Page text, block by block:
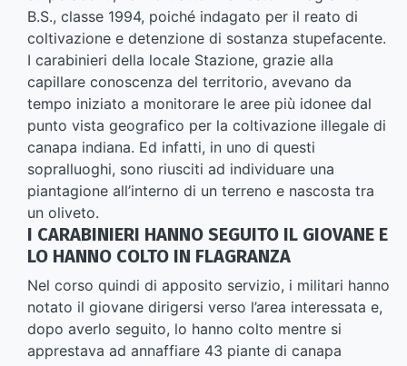
B.S., classe 1994, poiché indagato per il reato di
coltivazione e detenzione di sostanza stupefacente.
I carabinieri della locale Stazione, grazie alla
capillare conoscenza del territorio, avevano da
tempo iniziato a monitorare le aree più idonee dal
punto vista geografico per la coltivazione illegale di
canapa indiana. Ed infatti, in uno di questi
sopralluoghi, sono riusciti ad individuare una
piantagione all’interno di un terreno e nascosta tra
un oliveto.
I CARABINIERI HANNO SEGUITO IL GIOVANE E
LO HANNO COLTO IN FLAGRANZA
Nel corso quindi di apposito servizio, i militari hanno
notato il giovane dirigersi verso l’area interessata e,
dopo averlo seguito, lo hanno colto mentre si
apprestava ad annaffiare 43 piante di canapa